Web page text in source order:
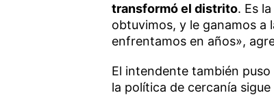
transformó el distrito. Es
obtuvimos, y le ganamos a
enfrentamos en años»,
El intendente también
la política de cercanía